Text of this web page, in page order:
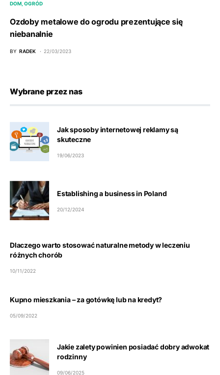
DOM, OGRÓD
Ozdoby metalowe do ogrodu prezentujące się
niebanalnie
BY RADEK 22/03/2023
Wybrane przez nas
Jak sposoby internetowej reklamy są
skuteczne
19/06/2023
Establishing a business in Poland
20/12/2024
Dlaczego warto stosować naturalne metody w leczeniu
różnych chorób
10/11/2022
Kupno mieszkania – za gotówkę lub na kredyt?
05/09/2022
Jakie zalety powinien posiadać dobry adwokat
rodzinny
09/06/2025